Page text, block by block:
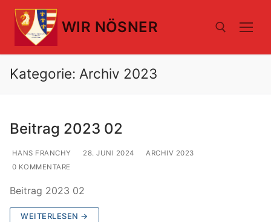
Zum
Inhalt
springen
WIR NÖSNER
Suchen nach:
Kategorie: Archiv 2023
Beitrag 2023 02
HANS FRANCHY 28. JUNI 2024
ARCHIV 2023
0 KOMMENTARE
Beitrag 2023 02
WEITERLESEN →